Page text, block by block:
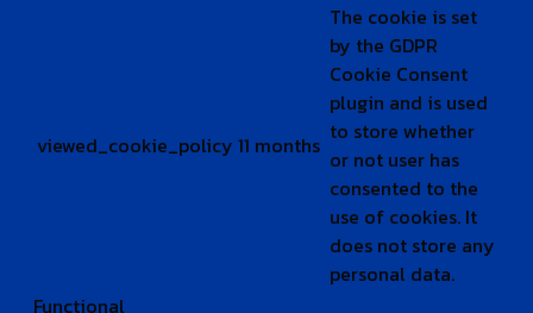
viewed_cookie_policy 11 months
The cookie is set
by the GDPR
Cookie Consent
plugin and is used
to store whether
or not user has
consented to the
use of cookies. It
does not store any
personal data.
Functional